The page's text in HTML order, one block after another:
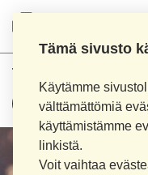
Tämä sivusto
Käytämme
välttämättömiä
käyttämistämme
linkistä.
Voit vaihtaa
Tuotehaku: